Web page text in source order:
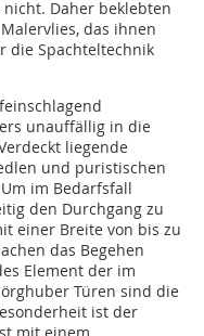
Daher beklebten
das ihnen
die Spachteltechnik
unauffällig in die
liegende
und puristischen
im Bedarfsfall
den Durchgang zu
einer Breite von bis zu
das Begehen
Element der im
Türen sind die
ist der